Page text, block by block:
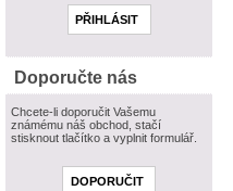
Doporučte nás
Chcete-li doporučit Vašemu
známému náš obchod, stačí
stisknout tlačítko a vyplnit formulář.